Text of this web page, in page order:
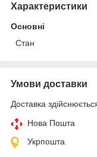
Характеристики
Основні
Стан
Умови доставки
Доставка
Нова Пошта
Укрпошта